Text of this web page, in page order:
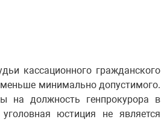
кассационного гражданского
минимально допустимого.
на должность генпрокурора в
юстиция не является